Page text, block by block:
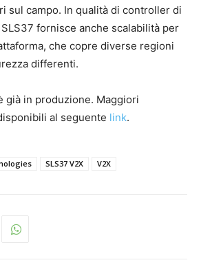
sul campo. In qualità di controller di
fornisce anche scalabilità per
che copre diverse regioni
differenti.
già in produzione. Maggiori
al seguente link.
SLS37 V2X V2X